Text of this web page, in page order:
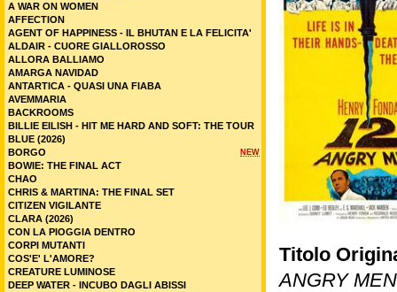
Titolo
ANGRY MEN
A WAR ON WOMEN
AFFECTION
AGENT OF HAPPINESS - IL BHUTAN E LA FELICITA'
ALDAIR - CUORE GIALLOROSSO
ALLORA BALLIAMO
AMARGA NAVIDAD
ANTARTICA - QUASI UNA FIABA
AVEMMARIA
BACKROOMS
BILLIE EILISH - HIT ME HARD AND SOFT: THE TOUR
BLUE (2026)
NEW
BORGO
BOWIE: THE FINAL ACT
CHAO
CHRIS & MARTINA: THE FINAL SET
CITIZEN VIGILANTE
CLARA (2026)
CON LA PIOGGIA DENTRO
CORPI MUTANTI
COS'E' L'AMORE?
CREATURE LUMINOSE
DEEP WATER - INCUBO DAGLI ABISSI